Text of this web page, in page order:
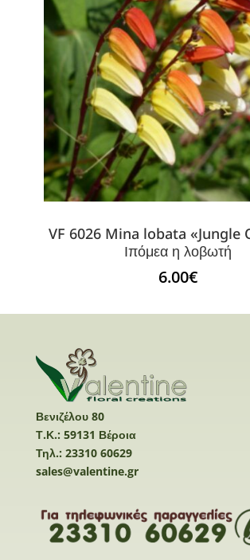
VF 6026 Mina lobata «Jungle
Ιπόμεα η λοβωτή
6.00€
Βενιζέλου 80
Τ.Κ.: 59131 Βέροια
Τηλ.: 23310 60629
sales@valentine.gr